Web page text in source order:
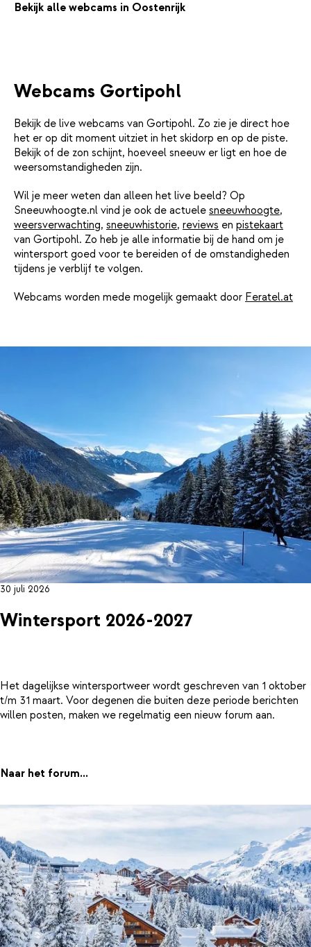
Bekijk alle webcams in Oostenrijk
Webcams Gortipohl
Bekijk de live webcams van Gortipohl. Zo zie je direct hoe
het er op dit moment uitziet in het skidorp en op de piste.
Bekijk of de zon schijnt, hoeveel sneeuw er ligt en hoe de
weersomstandigheden zijn.
Wil je meer weten dan alleen het live beeld? Op
Sneeuwhoogte.nl vind je ook de actuele sneeuwhoogte,
weersverwachting, sneeuwhistorie, reviews en pistekaart
van Gortipohl. Zo heb je alle informatie bij de hand om je
wintersport goed voor te bereiden of de omstandigheden
tijdens je verblijf te volgen.
Webcams worden mede mogelijk gemaakt door Feratel.at
30 juli 2026
Wintersport 2026-2027
Het dagelijkse wintersportweer wordt geschreven van 1 oktober
t/m 31 maart. Voor degenen die buiten deze periode berichten
willen posten, maken we regelmatig een nieuw forum aan.
Naar het forum...